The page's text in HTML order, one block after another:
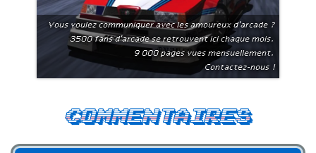
Vous voulez communiquer avec les amoureux d'arcade ?
3500 fans d'arcade se retrouvent ici chaque mois.
9 000 pages vues mensuellement.
Contactez-nous !
Commentaires